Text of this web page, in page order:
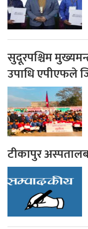
सुदूरपश्चिम
उपाधि एपीएफले
टीकापुर